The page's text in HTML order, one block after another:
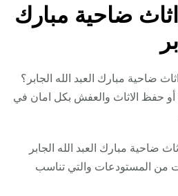
ضاحية مبارك
ضاحية مبارك العبد الله الجابر؟
حفظ الاثاث والعفش بكل امان في
مبارك العبد الله الجابر
من المستودعات والتي تناسب